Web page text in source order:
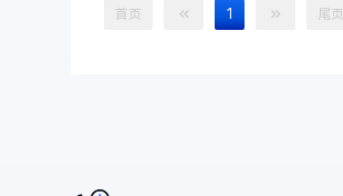
首页 1 尾页